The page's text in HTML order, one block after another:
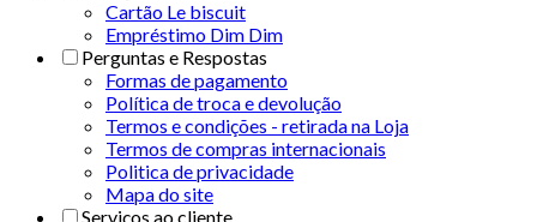
Cartão Le biscuit
Empréstimo Dim Dim
Perguntas e Respostas
Formas de pagamento
Política de troca e devolução
Termos e condições - retirada na Loja
Termos de compras internacionais
Politica de privacidade
Mapa do site
Serviços ao cliente